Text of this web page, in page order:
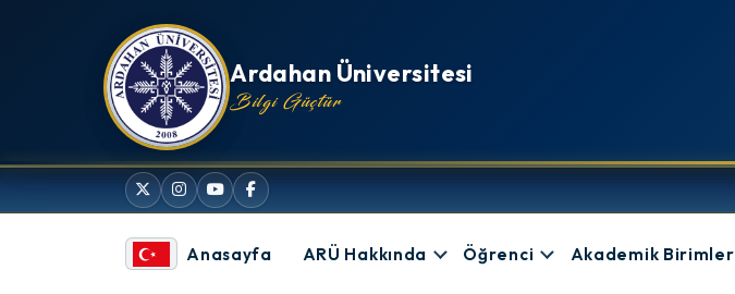
Ardahan Üniversitesi
Bilgi Güçtür
Anasayfa ARÜ Hakkında Öğrenci Akademik Birimler